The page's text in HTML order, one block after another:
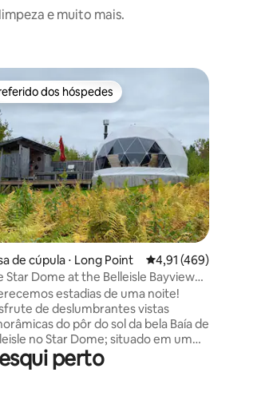
e muito mais.
média de 5, 272 avaliações
dos hóspedes
dos hóspedes
de cúpula ⋅ Long Point 4,91 de uma avaliação
4,91 (469)
Star Dome at the Belleisle Bayview
estadias de uma noite!
de deslumbrantes vistas
do pôr do sol da bela Baía de
no Star Dome; situado em um
natural perto do edifício do
O Star Dome oferece uma
perto